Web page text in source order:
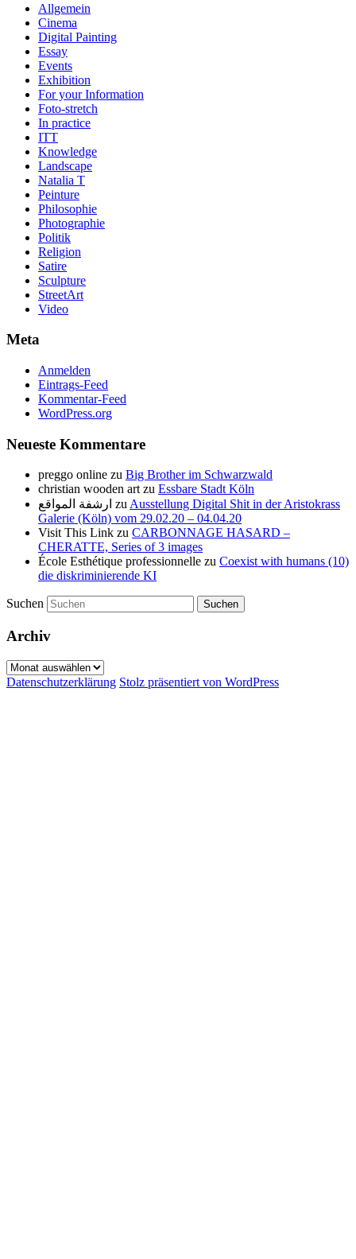
Allgemein
Cinema
Digital Painting
Essay
Events
Exhibition
For your Information
Foto-stretch
In practice
ITT
Knowledge
Landscape
Natalia T
Peinture
Philosophie
Photographie
Politik
Religion
Satire
Sculpture
StreetArt
Video
Meta
Anmelden
Eintrags-Feed
Kommentar-Feed
WordPress.org
Neueste Kommentare
preggo online zu Big Brother im Schwarzwald
christian wooden art zu Essbare Stadt Köln
ارشفة المواقع zu Ausstellung Digital Shit in der Aristokrass
Galerie (Köln) vom 29.02.20 – 04.04.20
Visit This Link zu CARBONNAGE HASARD –
CHERATTE, Series of 3 images
École Esthétique professionnelle zu Coexist with humans (10)
die diskriminierende KI
Suchen
Archiv
Archiv
Datenschutzerklärung Stolz präsentiert von WordPress